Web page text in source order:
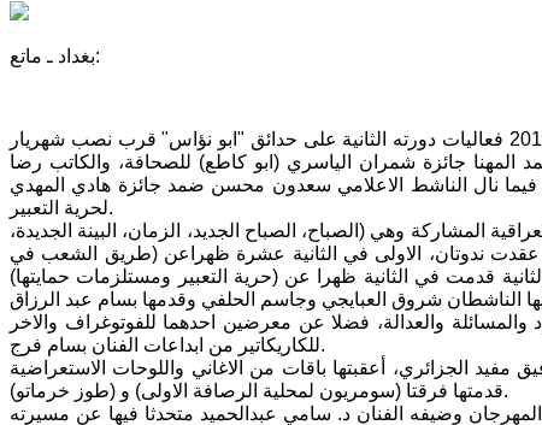
بغداد ـ ماتع:
اختتم مهرجان "طريق الشعب"، مهرجان الصحافة العراقية، مساء الجمعة 7 اذار 2014 فعاليات دورته الثانية على حدائق "ابو نؤاس" قرب نصب شهريار
جائزة شمران الياسري (ابو كاطع) للصحافة، والكاتب رضا
فيما نال الناشط الاعلامي سعدون محسن ضمد جائزة هادي المهدي
لحرية التعبير.
6 اذار بفتح اكشاك الصحف العراقية المشاركة وهي (الصباح، الصباح الجديد، الزمان، البينة الجديدة،
ثم عقدت ندوتان، الاولى في الثانية عشرة ظهراعن (طريق الشعب في
قدمت في الثانية ظهرا عن (حرية التعبير ومستلزمات حمايتها)
والعدالة، فضلا عن معرضين احدهما للفوتوغراف والاخر
للكاريكاتير من ابداعات الفنان بسام فرج.
الجزائري، أعقبتها باقات من الاغاني واللوحات الاستعراضية
قدمتها فرقتا (سومريون لمحلية الرصافة الاولى) و (طوز خرماتو).
الندوة الاولى في الساعة 12 ظهرا وكانت لنجم المهرجان وضيفه الفنان د. سامي عبدالحميد متحدثا فيها عن مسيرته